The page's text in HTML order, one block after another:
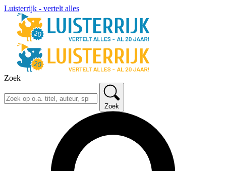
Luisterrijk - vertelt alles
Zoek
Zoek